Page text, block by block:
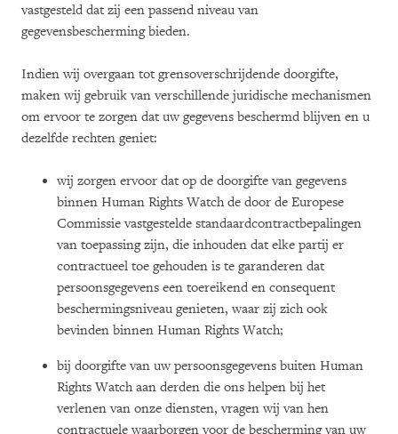
vastgesteld dat zij een passend niveau van
gegevensbescherming bieden.
Indien wij overgaan tot grensoverschrijdende doorgifte,
maken wij gebruik van verschillende juridische mechanismen
om ervoor te zorgen dat uw gegevens beschermd blijven en u
dezelfde rechten geniet:
wij zorgen ervoor dat op de doorgifte van gegevens
binnen Human Rights Watch de door de Europese
Commissie vastgestelde standaardcontractbepalingen
van toepassing zijn, die inhouden dat elke partij er
contractueel toe gehouden is te garanderen dat
persoonsgegevens een toereikend en consequent
beschermingsniveau genieten, waar zij zich ook
bevinden binnen Human Rights Watch;
bij doorgifte van uw persoonsgegevens buiten Human
Rights Watch aan derden die ons helpen bij het
verlenen van onze diensten, vragen wij van hen
contractuele waarborgen voor de bescherming van uw